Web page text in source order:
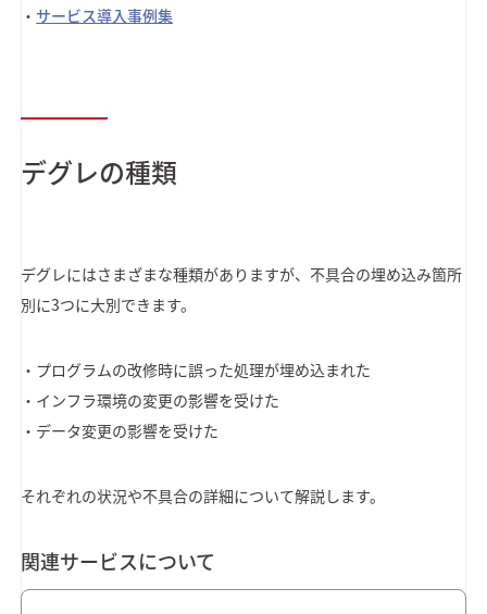
・ サービス導入事例集
デグレの種類
デグレにはさまざまな種類がありますが、不具合の埋め込み箇所
別に3つに大別できます。
・プログラムの改修時に誤った処理が埋め込まれた
・インフラ環境の変更の影響を受けた
・データ変更の影響を受けた
それぞれの状況や不具合の詳細について解説します。
関連サービスについて